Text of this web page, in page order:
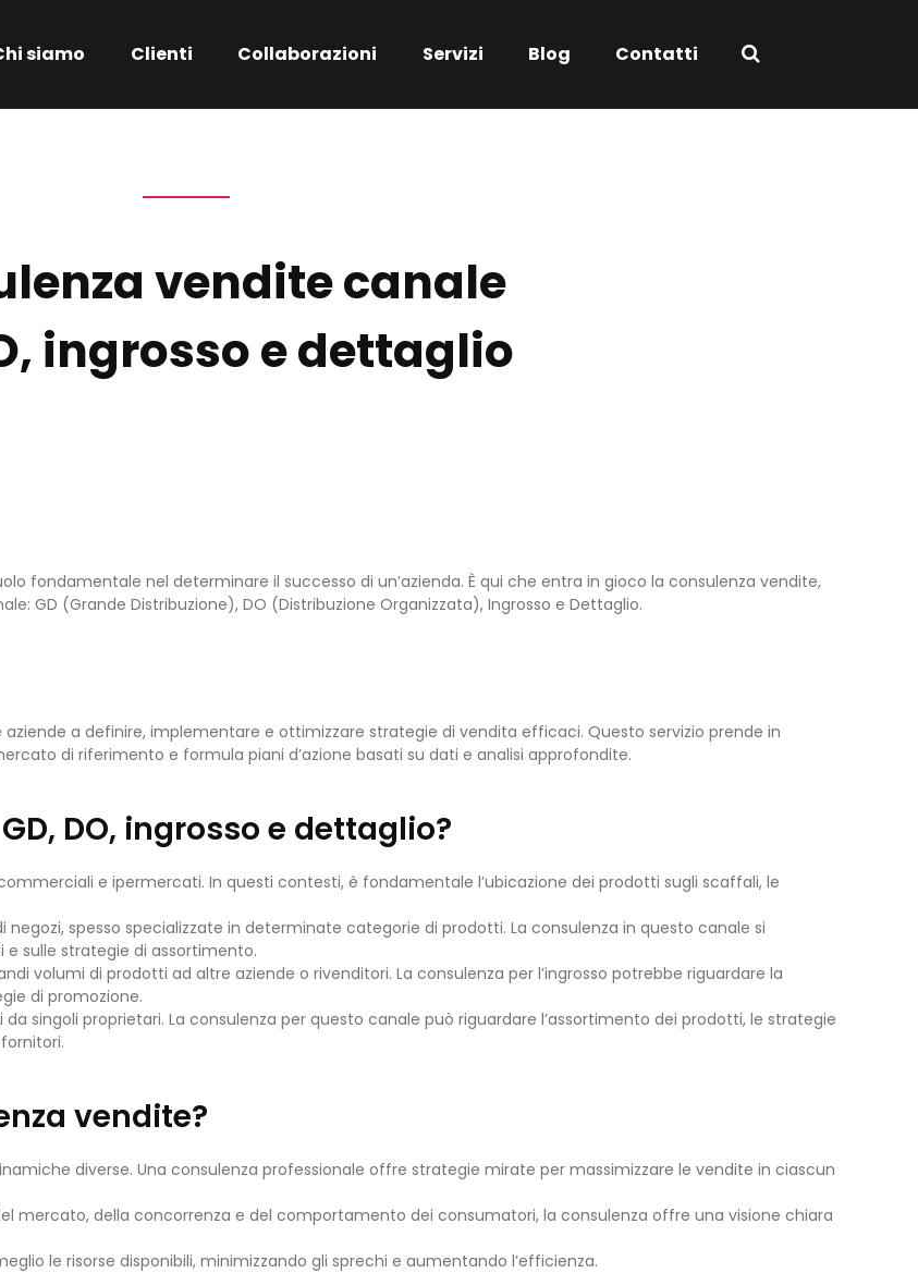
siamo Clienti Collaborazioni Servizi Blog Contatti
vendite canale
ingrosso e dettaglio
fondamentale nel determinare il successo di un’azienda. È qui che entra in gioco la consulenza vendite,
GD (Grande Distribuzione), DO (Distribuzione Organizzata), Ingrosso e Dettaglio.
a definire, implementare e ottimizzare strategie di vendita efficaci. Questo servizio prende in
di riferimento e formula piani d’azione basati su dati e analisi approfondite.
DO, ingrosso e dettaglio?
e ipermercati. In questi contesti, è fondamentale l’ubicazione dei prodotti sugli scaffali, le
negozi, spesso specializzate in determinate categorie di prodotti. La consulenza in questo canale si
sulle strategie di assortimento.
volumi di prodotti ad altre aziende o rivenditori. La consulenza per l’ingrosso potrebbe riguardare la
di promozione.
singoli proprietari. La consulenza per questo canale può riguardare l’assortimento dei prodotti, le strategie
vendite?
diverse. Una consulenza professionale offre strategie mirate per massimizzare le vendite in ciascun
mercato, della concorrenza e del comportamento dei consumatori, la consulenza offre una visione chiara
le risorse disponibili, minimizzando gli sprechi e aumentando l’efficienza.